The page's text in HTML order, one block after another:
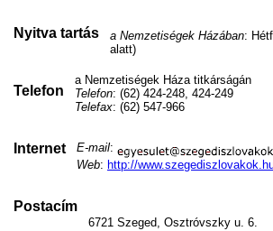
Nyitva tartás a Nemzetiségek Házában:
alatt)
Telefon
a Nemzetiségek Háza titkárságán
Telefon: (62) 424-248, 424-249
Telefax: (62) 547-966
Internet E-mail:
Web: http://
Postacím
6721 Szeged, Osztróvszky u. 6.